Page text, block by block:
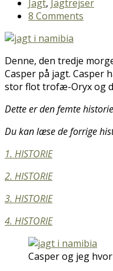
Jagt, Jagtrejser
8 Comments
Denne, den tredje
Casper på jagt. Casper
stor flot trofæ-Oryx og
Dette er den femte
Du kan læse de forrige
1. HISTORIE
2. HISTORIE
3. HISTORIE
4. HISTORIE
Casper og jeg